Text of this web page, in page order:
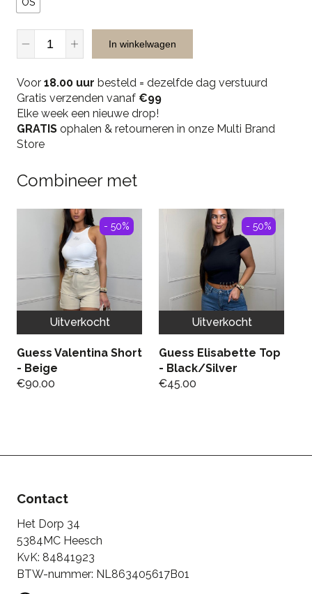
OS
Guess
Yesbra
-
Black
quantity
In winkelwagen
Voor 18.00 uur besteld = dezelfde dag verstuurd
Gratis verzenden vanaf €99
Elke week een nieuwe drop!
GRATIS ophalen & retourneren in onze Multi Brand
Store
Combineer met
Uitverkocht
- 50%
Guess Valentina Short
- Beige
€90.00
Uitverkocht
- 50%
Guess Elisabette Top
- Black/Silver
€45.00
Contact
Het Dorp 34
5384MC Heesch
KvK: 84841923
BTW-nummer: NL863405617B01